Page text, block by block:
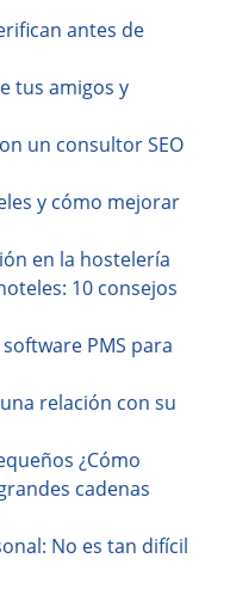
antes de
tus amigos y
un consultor SEO
y cómo mejorar
en la hostelería
10 consejos
PMS para
relación con su
¿Cómo
cadenas
No es tan difícil